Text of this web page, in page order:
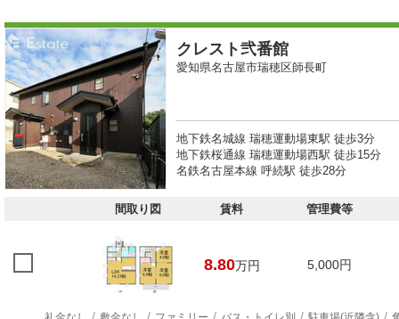
クレスト弐番館
愛知県名古屋市瑞穂区師長町
地下鉄名城線 瑞穂運動場東駅 徒歩3分
地下鉄桜通線 瑞穂運動場西駅 徒歩15分
名鉄名古屋本線 呼続駅 徒歩28分
間取り図 賃料 管理費等
8.80万円 5,000円